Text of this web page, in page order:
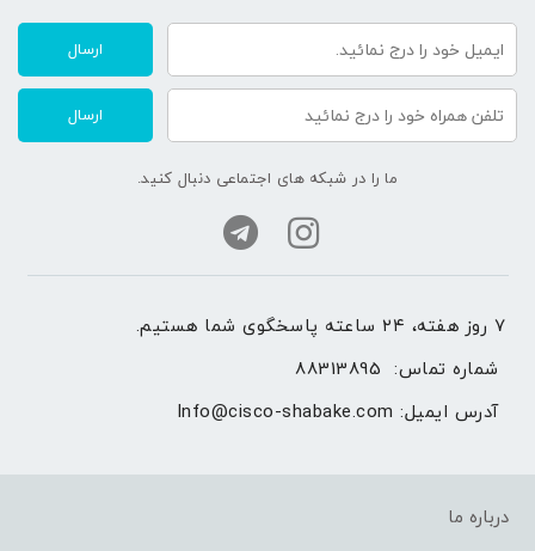
ارسال
ارسال
ما را در شبکه های اجتماعی دنبال کنید.
۷ روز هفته، ۲۴ ساعته پاسخگوی شما هستیم.
شماره تماس: 88313895
آدرس ایمیل: Info@cisco-shabake.com
درباره ما